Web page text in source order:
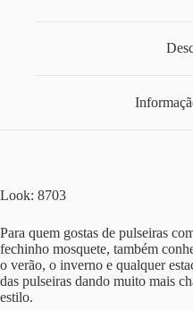
Look: 8703
Para quem gostas de pulseiras
fechinho mosquete, também
o verão, o inverno e qualquer
das pulseiras dando muito mais
estilo.